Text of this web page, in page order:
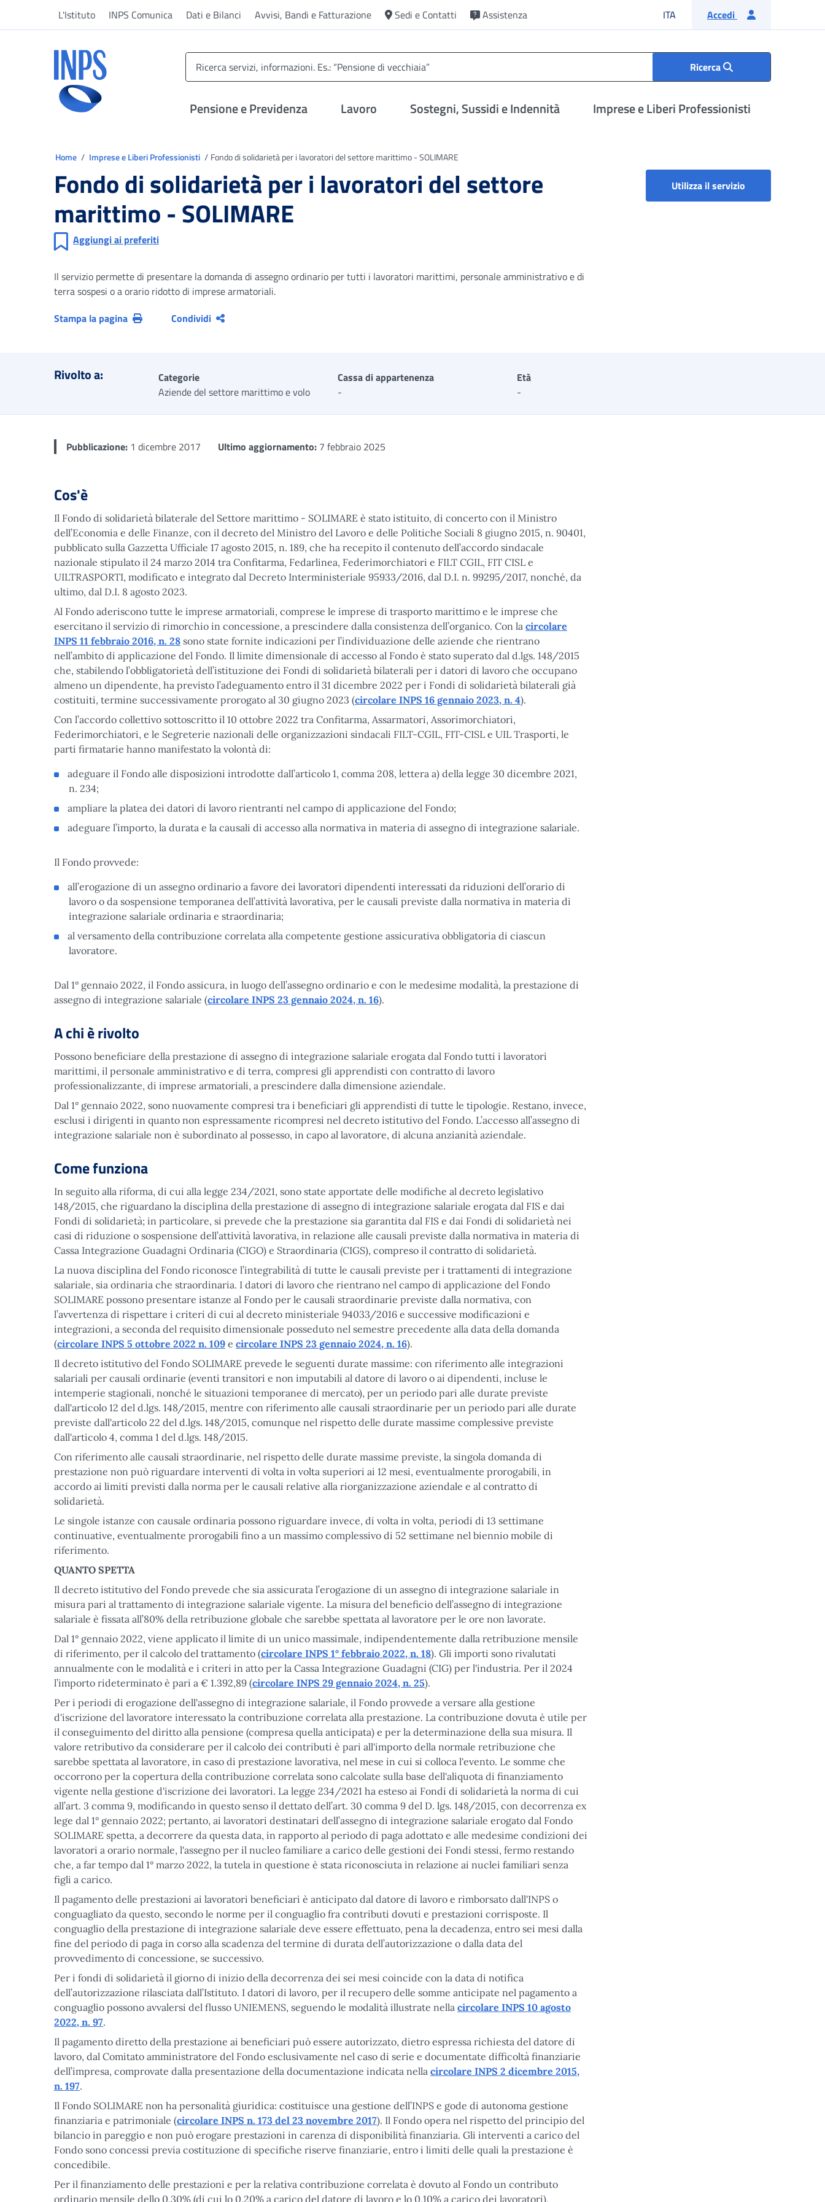
L'Istituto INPS Comunica Dati e Bilanci Avvisi, Bandi e Fatturazione Sedi e Contatti Assistenza ITA Lingua italiana
Accedi
Ricerca
Pensione e Previdenza Lavoro Sostegni, Sussidi e Indennità Imprese e Liberi Professionisti
Home Imprese e Liberi Professionisti Fondo di solidarietà per i lavoratori del settore marittimo - SOLIMARE
Fondo di solidarietà per i lavoratori del settore
marittimo - SOLIMARE
Aggiungi ai preferiti
Utilizza il servizio
Il servizio permette di presentare la domanda di assegno ordinario per tutti i lavoratori marittimi, personale amministrativo e di
terra sospesi o a orario ridotto di imprese armatoriali.
Stampa la pagina
Condividi
Rivolto a:
Categorie
Aziende del settore marittimo e volo
Cassa di appartenenza
-
Età
-
Pubblicazione: 1 dicembre 2017 Ultimo aggiornamento: 7 febbraio 2025
Cos'è
Il Fondo di solidarietà bilaterale del Settore marittimo - SOLIMARE è stato istituito, di concerto con il Ministro
dell’Economia e delle Finanze, con il decreto del Ministro del Lavoro e delle Politiche Sociali 8 giugno 2015, n. 90401,
pubblicato sulla Gazzetta Ufficiale 17 agosto 2015, n. 189, che ha recepito il contenuto dell’accordo sindacale
nazionale stipulato il 24 marzo 2014 tra Confitarma, Fedarlinea, Federimorchiatori e FILT CGIL, FIT CISL e
UILTRASPORTI, modificato e integrato dal Decreto Interministeriale 95933/2016, dal D.I. n. 99295/2017, nonché, da
ultimo, dal D.I. 8 agosto 2023.
Al Fondo aderiscono tutte le imprese armatoriali, comprese le imprese di trasporto marittimo e le imprese che
esercitano il servizio di rimorchio in concessione, a prescindere dalla consistenza dell’organico. Con la circolare
INPS 11 febbraio 2016, n. 28 sono state fornite indicazioni per l’individuazione delle aziende che rientrano
nell’ambito di applicazione del Fondo. Il limite dimensionale di accesso al Fondo è stato superato dal d.lgs. 148/2015
che, stabilendo l’obbligatorietà dell’istituzione dei Fondi di solidarietà bilaterali per i datori di lavoro che occupano
almeno un dipendente, ha previsto l’adeguamento entro il 31 dicembre 2022 per i Fondi di solidarietà bilaterali già
costituiti, termine successivamente prorogato al 30 giugno 2023 (circolare INPS 16 gennaio 2023, n. 4).
Con l’accordo collettivo sottoscritto il 10 ottobre 2022 tra Confitarma, Assarmatori, Assorimorchiatori,
Federimorchiatori, e le Segreterie nazionali delle organizzazioni sindacali FILT-CGIL, FIT-CISL e UIL Trasporti, le
parti firmatarie hanno manifestato la volontà di:
adeguare il Fondo alle disposizioni introdotte dall’articolo 1, comma 208, lettera a) della legge 30 dicembre 2021,
n. 234;
ampliare la platea dei datori di lavoro rientranti nel campo di applicazione del Fondo;
adeguare l’importo, la durata e la causali di accesso alla normativa in materia di assegno di integrazione salariale.
Il Fondo provvede:
all’erogazione di un assegno ordinario a favore dei lavoratori dipendenti interessati da riduzioni dell’orario di
lavoro o da sospensione temporanea dell’attività lavorativa, per le causali previste dalla normativa in materia di
integrazione salariale ordinaria e straordinaria;
al versamento della contribuzione correlata alla competente gestione assicurativa obbligatoria di ciascun
lavoratore.
Dal 1° gennaio 2022, il Fondo assicura, in luogo dell’assegno ordinario e con le medesime modalità, la prestazione di
assegno di integrazione salariale (circolare INPS 23 gennaio 2024, n. 16).
A chi è rivolto
Possono beneficiare della prestazione di assegno di integrazione salariale erogata dal Fondo tutti i lavoratori
marittimi, il personale amministrativo e di terra, compresi gli apprendisti con contratto di lavoro
professionalizzante, di imprese armatoriali, a prescindere dalla dimensione aziendale.
Dal 1° gennaio 2022, sono nuovamente compresi tra i beneficiari gli apprendisti di tutte le tipologie. Restano, invece,
esclusi i dirigenti in quanto non espressamente ricompresi nel decreto istitutivo del Fondo. L’accesso all’assegno di
integrazione salariale non è subordinato al possesso, in capo al lavoratore, di alcuna anzianità aziendale.
Come funziona
In seguito alla riforma, di cui alla legge 234/2021, sono state apportate delle modifiche al decreto legislativo
148/2015, che riguardano la disciplina della prestazione di assegno di integrazione salariale erogata dal FIS e dai
Fondi di solidarietà; in particolare, si prevede che la prestazione sia garantita dal FIS e dai Fondi di solidarietà nei
casi di riduzione o sospensione dell’attività lavorativa, in relazione alle causali previste dalla normativa in materia di
Cassa Integrazione Guadagni Ordinaria (CIGO) e Straordinaria (CIGS), compreso il contratto di solidarietà.
La nuova disciplina del Fondo riconosce l’integrabilità di tutte le causali previste per i trattamenti di integrazione
salariale, sia ordinaria che straordinaria. I datori di lavoro che rientrano nel campo di applicazione del Fondo
SOLIMARE possono presentare istanze al Fondo per le causali straordinarie previste dalla normativa, con
l’avvertenza di rispettare i criteri di cui al decreto ministeriale 94033/2016 e successive modificazioni e
integrazioni, a seconda del requisito dimensionale posseduto nel semestre precedente alla data della domanda
(circolare INPS 5 ottobre 2022 n. 109 e circolare INPS 23 gennaio 2024, n. 16).
Il decreto istitutivo del Fondo SOLIMARE prevede le seguenti durate massime: con riferimento alle integrazioni
salariali per causali ordinarie (eventi transitori e non imputabili al datore di lavoro o ai dipendenti, incluse le
intemperie stagionali, nonché le situazioni temporanee di mercato), per un periodo pari alle durate previste
dall'articolo 12 del d.lgs. 148/2015, mentre con riferimento alle causali straordinarie per un periodo pari alle durate
previste dall'articolo 22 del d.lgs. 148/2015, comunque nel rispetto delle durate massime complessive previste
dall'articolo 4, comma 1 del d.lgs. 148/2015.
Con riferimento alle causali straordinarie, nel rispetto delle durate massime previste, la singola domanda di
prestazione non può riguardare interventi di volta in volta superiori ai 12 mesi, eventualmente prorogabili, in
accordo ai limiti previsti dalla norma per le causali relative alla riorganizzazione aziendale e al contratto di
solidarietà.
Le singole istanze con causale ordinaria possono riguardare invece, di volta in volta, periodi di 13 settimane
continuative, eventualmente prorogabili fino a un massimo complessivo di 52 settimane nel biennio mobile di
riferimento.
QUANTO SPETTA
Il decreto istitutivo del Fondo prevede che sia assicurata l’erogazione di un assegno di integrazione salariale in
misura pari al trattamento di integrazione salariale vigente. La misura del beneficio dell’assegno di integrazione
salariale è fissata all’80% della retribuzione globale che sarebbe spettata al lavoratore per le ore non lavorate.
Dal 1° gennaio 2022, viene applicato il limite di un unico massimale, indipendentemente dalla retribuzione mensile
di riferimento, per il calcolo del trattamento (circolare INPS 1° febbraio 2022, n. 18). Gli importi sono rivalutati
annualmente con le modalità e i criteri in atto per la Cassa Integrazione Guadagni (CIG) per l'industria. Per il 2024
l’importo rideterminato è pari a € 1.392,89 (circolare INPS 29 gennaio 2024, n. 25).
Per i periodi di erogazione dell'assegno di integrazione salariale, il Fondo provvede a versare alla gestione
d'iscrizione del lavoratore interessato la contribuzione correlata alla prestazione. La contribuzione dovuta è utile per
il conseguimento del diritto alla pensione (compresa quella anticipata) e per la determinazione della sua misura. Il
valore retributivo da considerare per il calcolo dei contributi è pari all'importo della normale retribuzione che
sarebbe spettata al lavoratore, in caso di prestazione lavorativa, nel mese in cui si colloca l'evento. Le somme che
occorrono per la copertura della contribuzione correlata sono calcolate sulla base dell'aliquota di finanziamento
vigente nella gestione d'iscrizione dei lavoratori. La legge 234/2021 ha esteso ai Fondi di solidarietà la norma di cui
all’art. 3 comma 9, modificando in questo senso il dettato dell’art. 30 comma 9 del D. lgs. 148/2015, con decorrenza ex
lege dal 1° gennaio 2022; pertanto, ai lavoratori destinatari dell’assegno di integrazione salariale erogato dal Fondo
SOLIMARE spetta, a decorrere da questa data, in rapporto al periodo di paga adottato e alle medesime condizioni dei
lavoratori a orario normale, l'assegno per il nucleo familiare a carico delle gestioni dei Fondi stessi, fermo restando
che, a far tempo dal 1° marzo 2022, la tutela in questione è stata riconosciuta in relazione ai nuclei familiari senza
figli a carico.
Il pagamento delle prestazioni ai lavoratori beneficiari è anticipato dal datore di lavoro e rimborsato dall'INPS o
conguagliato da questo, secondo le norme per il conguaglio fra contributi dovuti e prestazioni corrisposte. Il
conguaglio della prestazione di integrazione salariale deve essere effettuato, pena la decadenza, entro sei mesi dalla
fine del periodo di paga in corso alla scadenza del termine di durata dell’autorizzazione o dalla data del
provvedimento di concessione, se successivo.
Per i fondi di solidarietà il giorno di inizio della decorrenza dei sei mesi coincide con la data di notifica
dell’autorizzazione rilasciata dall’Istituto. I datori di lavoro, per il recupero delle somme anticipate nel pagamento a
conguaglio possono avvalersi del flusso UNIEMENS, seguendo le modalità illustrate nella circolare INPS 10 agosto
2022, n. 97.
Il pagamento diretto della prestazione ai beneficiari può essere autorizzato, dietro espressa richiesta del datore di
lavoro, dal Comitato amministratore del Fondo esclusivamente nel caso di serie e documentate difficoltà finanziarie
dell’impresa, comprovate dalla presentazione della documentazione indicata nella circolare INPS 2 dicembre 2015,
n. 197.
Il Fondo SOLIMARE non ha personalità giuridica: costituisce una gestione dell’INPS e gode di autonoma gestione
finanziaria e patrimoniale (circolare INPS n. 173 del 23 novembre 2017). Il Fondo opera nel rispetto del principio del
bilancio in pareggio e non può erogare prestazioni in carenza di disponibilità finanziaria. Gli interventi a carico del
Fondo sono concessi previa costituzione di specifiche riserve finanziarie, entro i limiti delle quali la prestazione è
concedibile.
Per il finanziamento delle prestazioni e per la relativa contribuzione correlata è dovuto al Fondo un contributo
ordinario mensile dello 0,30% (di cui lo 0,20% a carico del datore di lavoro e lo 0,10% a carico dei lavoratori),